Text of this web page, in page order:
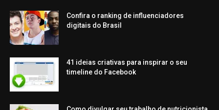
Confira o ranking de influenciadores
digitais do Brasil
41 ideias criativas para inspirar o seu
timeline do Facebook